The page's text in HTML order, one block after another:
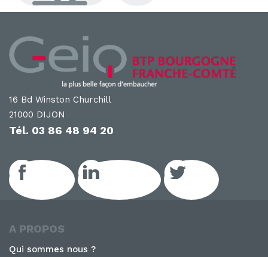
16 Bd Winston Churchill
21000 DIJON
Tél. 03 86 48 94 20
Facebook LinkedIn GEIQ Twitter
A PROPOS
Qui sommes nous ?